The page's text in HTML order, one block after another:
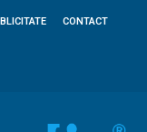
CONTACT